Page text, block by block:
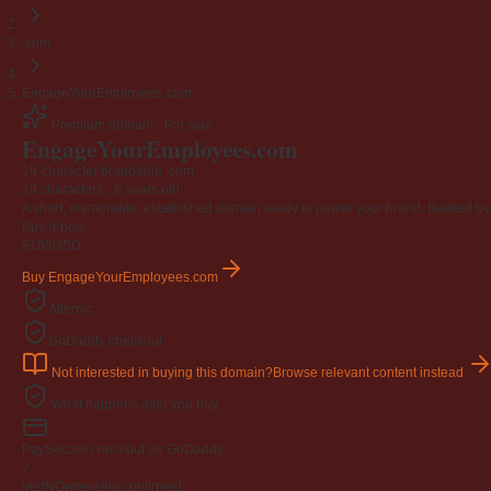
Jangan
Berkenaan Witir & Tahajjud
20 October 2006
.com
EngageYourEmployees.com
Premium domain · For sale
EngageYourEmployees.com
19-character brandable .com
19 characters · 6 years old
A short, memorable, established domain ready to power your brand. Backed
Buy-it-now
$195USD
Buy EngageYourEmployees.com
Afternic
GoDaddy checkout
Not interested in buying this domain?Browse relevant content instead
What happens after you buy
PaySecure checkout on GoDaddy
2
VerifyOwnership confirmed